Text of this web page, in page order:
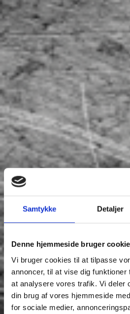
Samtykke Detaljer
Denne hjemmeside bruger
Vi bruger cookies til at tilpasse
annoncer, til at vise dig
at analysere vores trafik. Vi deler
din brug af vores hjemmeside
for sociale medier,